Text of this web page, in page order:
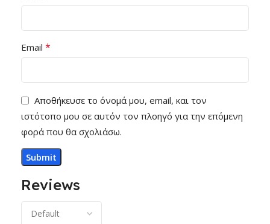
Reviews
Email *
Αποθήκευσε το όνομά μου, email, και τον
ιστότοπο μου σε αυτόν τον πλοηγό για την επόμενη
φορά που θα σχολιάσω.